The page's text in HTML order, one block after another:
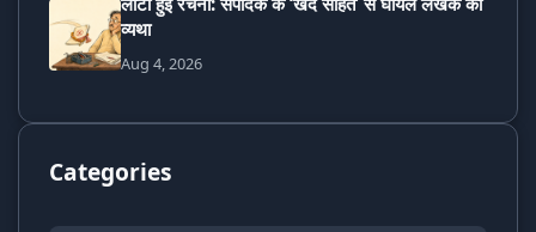
व्यथा
Aug 4, 2026
Categories